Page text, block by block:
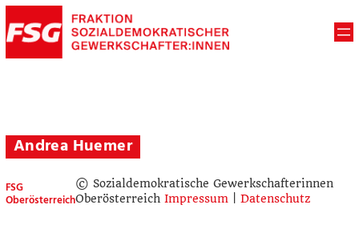
Andrea Huemer
FSG
Oberösterreich
© Sozialdemokratische Gewerkschafterinnen
Oberösterreich Impressum| Datenschutz